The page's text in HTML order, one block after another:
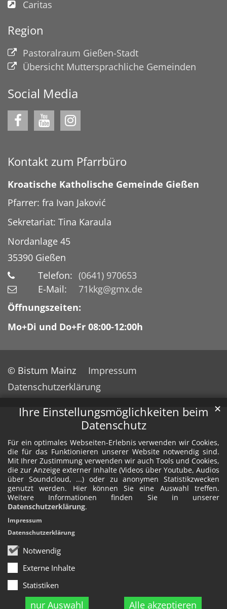
Ihre Einstellungsmöglichkeiten beim
Datenschutz
Für ein optimales Webseiten-Erlebnis verwenden wir Cookies,
die für das Funktionieren unserer Website notwendig sind.
Mit Ihrer Zustimmung verwenden wir auch Tools und Cookies,
die zur Anzeige externer Inhalte (Videos über Youtube, Audios
über Soundcloud, ...) oder zu anonymen Statistikzwecken
genutzt werden. Hier können Sie eine Auswahl treffen.
Weitere Informationen finden Sie in unserer
Datenschutzerklärung.
Notwendig
Externe Inhalte
Statistiken
nur Auswahl Alle akzeptieren
✕
Impressum
Datenschutzerklärung
Caritas
Region
Pastoralraum Gießen-Stadt
Übersicht Muttersprachliche Gemeinden
Social Media
Kontakt zum Pfarrbüro
Kroatische Katholische Gemeinde Gießen
Pfarrer: fra Ivan Jaković
Sekretariat: Tina Karaula
Nordanlage 45
35390 Gießen
Telefon: (0641) 970653
E-Mail:
71kkg@gmx.de
Öffnungszeiten:
Mo+Di und Do+Fr 08:00-12:00h
© Bistum Mainz
Impressum
Datenschutzerklärung